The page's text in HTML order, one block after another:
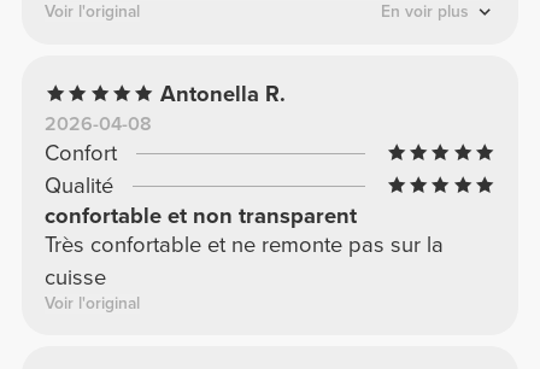
Voir l'original En voir plus
Antonella R.
2026-04-08
Confort
Qualité
confortable et non transparent
Très confortable et ne remonte pas sur la
cuisse
Voir l'original